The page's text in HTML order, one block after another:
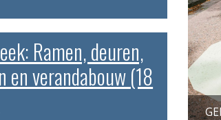
Ramen, deuren,
en verandabouw (18